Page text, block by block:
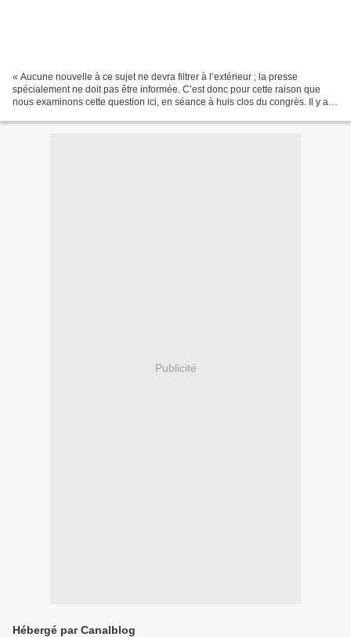
« Aucune nouvelle à ce sujet ne devra filtrer à l’extérieur ; la presse
spécialement ne doit pas être informée. C’est donc pour cette raison que
nous examinons cette question ici, en séance à huis clos du congrès. Il y a
Publicité
Hébergé par Canalblog